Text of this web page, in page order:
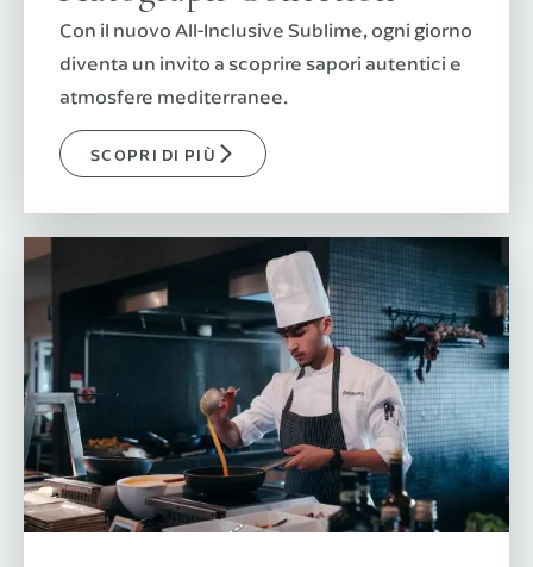
Con il nuovo All-Inclusive Sublime, ogni giorno
diventa un invito a scoprire sapori autentici e
atmosfere mediterranee.
SCOPRI DI PIÙ